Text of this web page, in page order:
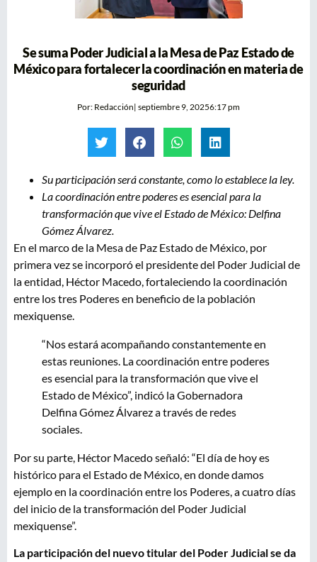
Se suma Poder Judicial a la Mesa de Paz Estado de
México para fortalecer la coordinación en materia de
seguridad
Por: Redacción| septiembre 9, 20256:17 pm
Su participación será constante, como lo establece la ley.
La coordinación entre poderes es esencial para la
transformación que vive el Estado de México: Delfina
Gómez Álvarez.
En el marco de la Mesa de Paz Estado de México, por
primera vez se incorporó el presidente del Poder Judicial de
la entidad, Héctor Macedo, fortaleciendo la coordinación
entre los tres Poderes en beneficio de la población
mexiquense.
“Nos estará acompañando constantemente en
estas reuniones. La coordinación entre poderes
es esencial para la transformación que vive el
Estado de México”, indicó la Gobernadora
Delfina Gómez Álvarez a través de redes
sociales.
Por su parte, Héctor Macedo señaló: “El día de hoy es
histórico para el Estado de México, en donde damos
ejemplo en la coordinación entre los Poderes, a cuatro días
del inicio de la transformación del Poder Judicial
mexiquense”.
La participación del nuevo titular del Poder Judicial se da